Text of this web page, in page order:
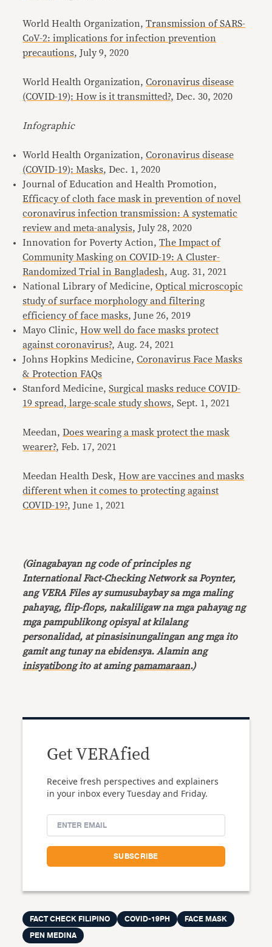
World Health Organization,Transmission of SARS-
CoV-2: implications for infection prevention
precautions, July 9, 2020
World Health Organization,Coronavirus disease
(COVID-19): How is it transmitted?, Dec. 30, 2020
Infographic
World Health Organization,Coronavirus disease
(COVID-19): Masks, Dec. 1, 2020
Journal of Education and Health Promotion,
Efficacy of cloth face mask in prevention of novel
coronavirus infection transmission: A systematic
review and meta-analysis, July 28, 2020
Innovation for Poverty Action,The Impact of
Community Masking on COVID-19: A Cluster-
Randomized Trial in Bangladesh, Aug. 31, 2021
National Library of Medicine,Optical microscopic
study of surface morphology and filtering
efficiency of face masks, June 26, 2019
Mayo Clinic,How well do face masks protect
against coronavirus?, Aug. 24, 2021
Johns Hopkins Medicine,Coronavirus Face Masks
& Protection FAQs
Stanford Medicine,Surgical masks reduce COVID-
19 spread, large-scale study shows, Sept. 1, 2021
Meedan,Does wearing a mask protect the mask
wearer?, Feb. 17, 2021
Meedan Health Desk,How are vaccines and masks
different when it comes to protecting against
COVID-19?, June 1, 2021
(Ginagabayan ng code of principles ng
International Fact-Checking Network sa Poynter,
ang VERA Files ay sumusubaybay sa mga maling
pahayag, flip-flops, nakaliligaw na mga pahayag ng
mga pampublikong opisyal at kilalang
personalidad, at pinasisinungalingan ang mga ito
gamit ang tunay na ebidensya. Alamin ang
inisyatibongito at amingpamamaraan.)
Get VERAfied
Receive fresh perspectives and explainers
in your inbox every Tuesday and Friday.
FACT CHECK FILIPINO COVID-19PH
FACE MASK
PEN MEDINA